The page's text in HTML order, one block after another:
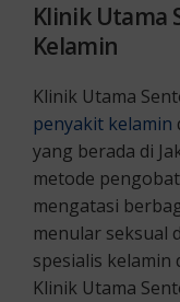
Klinik Utama
Kelamin
Klinik Utama
penyakit kelamin
yang berada di
metode
mengatasi
menular seksual
spesialis kelamin
Klinik Utama